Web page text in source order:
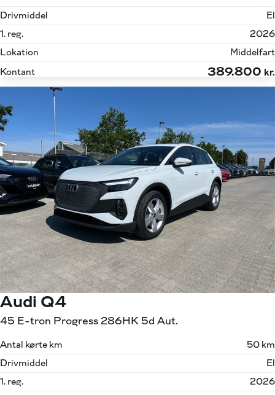
Drivmiddel
El
1. reg.
2026
Lokation
Middelfart
Kontant
389.800 kr.
Audi Q4
45 E-tron Progress 286HK 5d Aut.
Antal kørte km
50 km
Drivmiddel
El
1. reg.
2026